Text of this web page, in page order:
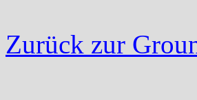
Zurück zur